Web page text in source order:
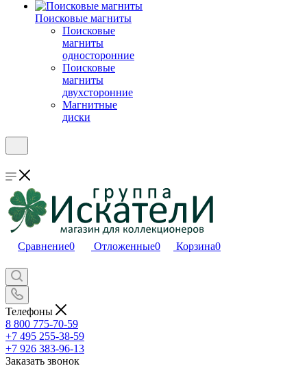
Поисковые магниты
Поисковые
магниты
односторонние
Поисковые
магниты
двухсторонние
Магнитные
диски
Сравнение0 Отложенные0 Корзина0
Телефоны
8 800 775-70-59
+7 495 255-38-59
+7 926 383-96-13
Заказать звонок